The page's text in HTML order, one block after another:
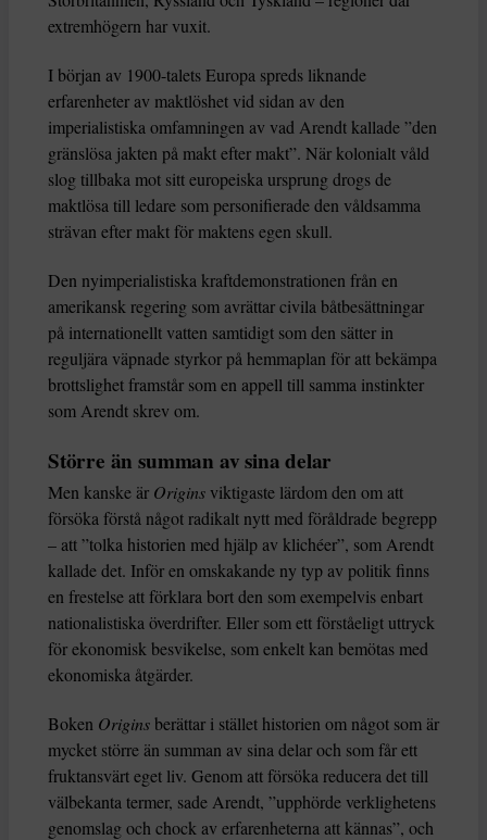
extremhögern har vuxit.
I början av 1900-talets Europa spreds liknande
erfarenheter av maktlöshet vid sidan av den
imperialistiska omfamningen av vad Arendt kallade ”den
gränslösa jakten på makt efter makt”. När kolonialt våld
slog tillbaka mot sitt europeiska ursprung drogs de
maktlösa till ledare som personifierade den våldsamma
strävan efter makt för maktens egen skull.
Den nyimperialistiska kraftdemonstrationen från en
amerikansk regering som avrättar civila båtbesättningar
på internationellt vatten samtidigt som den sätter in
reguljära väpnade styrkor på hemmaplan för att bekämpa
brottslighet framstår som en appell till samma instinkter
som Arendt skrev om.
Större än summan av sina delar
Men kanske är Origins viktigaste lärdom den om att
försöka förstå något radikalt nytt med föråldrade begrepp
– att ”tolka historien med hjälp av klichéer”, som Arendt
kallade det. Inför en omskakande ny typ av politik finns
en frestelse att förklara bort den som exempelvis enbart
nationalistiska överdrifter. Eller som ett förståeligt uttryck
för ekonomisk besvikelse, som enkelt kan bemötas med
ekonomiska åtgärder.
Boken Originsberättar i stället historien om något som är
mycket större än summan av sina delar och som får ett
fruktansvärt eget liv. Genom att försöka reducera det till
välbekanta termer, sade Arendt, ”upphörde verklighetens
genomslag och chock av erfarenheterna att kännas”, och